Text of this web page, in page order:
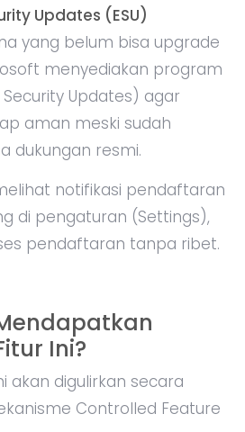
Updates (ESU)
yang belum bisa upgrade
menyediakan program
Security Updates) agar
aman meski sudah
dukungan resmi.
notifikasi pendaftaran
di pengaturan (Settings),
pendaftaran tanpa ribet.
Ini?
akan digulirkan secara
Controlled Feature